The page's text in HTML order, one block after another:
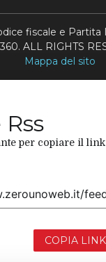
fiscale e Partita
ALL RIGHTS
Mappa del sito
per copiare il link
COPIA LINK